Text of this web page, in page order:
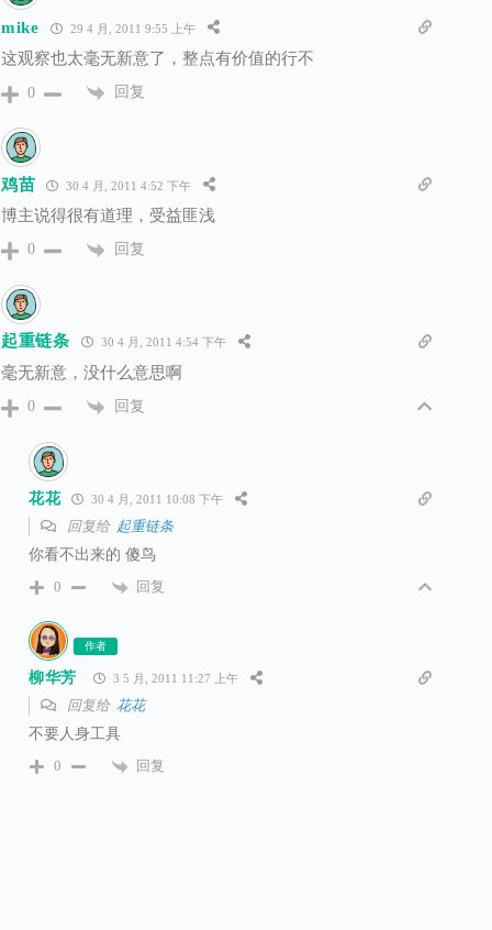
mike 29 4 月, 2011 9:55 上午
这观察也太毫无新意了，整点有价值的行不
0 回复
鸡苗 30 4 月, 2011 4:52 下午
博主说得很有道理，受益匪浅
0 回复
起重链条 30 4 月, 2011 4:54 下午
毫无新意，没什么意思啊
0 回复
花花 30 4 月, 2011 10:08 下午
回复给 起重链条
你看不出来的 傻鸟
0
回复
作者
柳华芳 3 5 月, 2011 11:27 上午
回复给 花花
不要人身工具
0
回复